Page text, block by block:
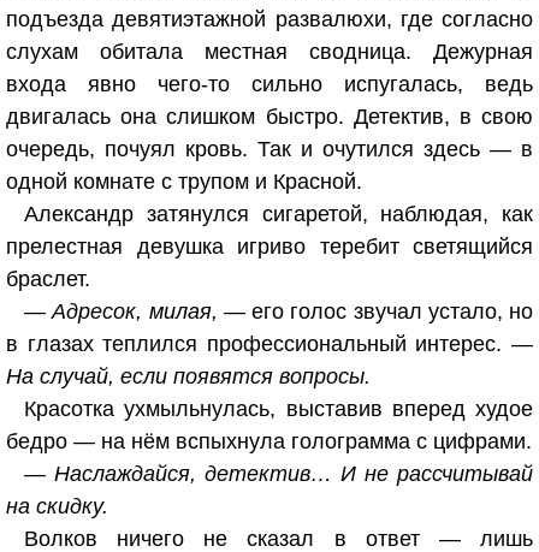
подъезда девятиэтажной развалюхи, где согласно
слухам обитала местная сводница. Дежурная
входа явно чего-то сильно испугалась, ведь
двигалась она слишком быстро. Детектив, в свою
очередь, почуял кровь. Так и очутился здесь — в
одной комнате с трупом и Красной.
Александр затянулся сигаретой, наблюдая, как
прелестная девушка игриво теребит светящийся
браслет.
— Адресок, милая, — его голос звучал устало, но
в глазах теплился профессиональный интерес. —
На случай, если появятся вопросы.
Красотка ухмыльнулась, выставив вперед худое
бедро — на нём вспыхнула голограмма с цифрами.
— Наслаждайся, детектив… И не рассчитывай
на скидку.
Волков ничего не сказал в ответ — лишь